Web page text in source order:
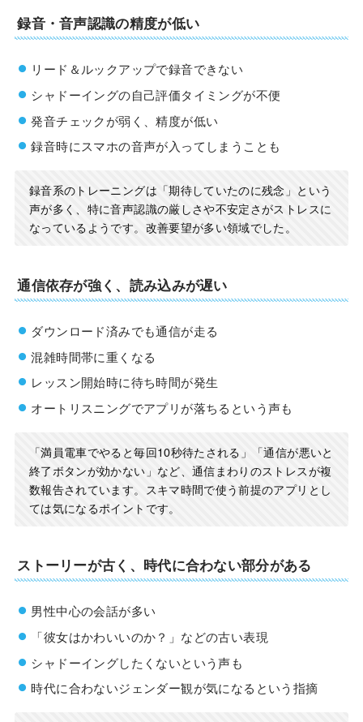
録音・音声認識の精度が低い
リード＆ルックアップで録音できない
シャドーイングの自己評価タイミングが不便
発音チェックが弱く、精度が低い
録音時にスマホの音声が入ってしまうことも
録音系のトレーニングは「期待していたのに残念」という
声が多く、特に音声認識の厳しさや不安定さがストレスに
なっているようです。改善要望が多い領域でした。
通信依存が強く、読み込みが遅い
ダウンロード済みでも通信が走る
混雑時間帯に重くなる
レッスン開始時に待ち時間が発生
オートリスニングでアプリが落ちるという声も
「満員電車でやると毎回10秒待たされる」「通信が悪いと
終了ボタンが効かない」など、通信まわりのストレスが複
数報告されています。スキマ時間で使う前提のアプリとし
ては気になるポイントです。
ストーリーが古く、時代に合わない部分がある
男性中心の会話が多い
「彼女はかわいいのか？」などの古い表現
シャドーイングしたくないという声も
時代に合わないジェンダー観が気になるという指摘